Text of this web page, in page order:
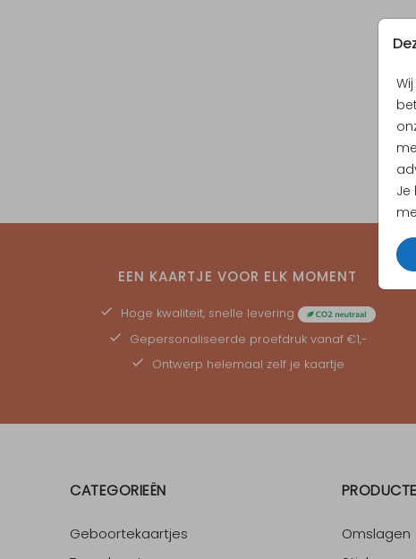
Je
EEN KAARTJE VOOR ELK MOMENT
Hoge kwaliteit, snelle levering
Gepersonaliseerde proefdrukvanaf €1,-
Ontwerp helemaal zelf je kaartje
CATEGORIEËN
Geboortekaartjes
Omslagen